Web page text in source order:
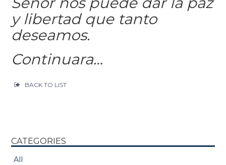
y libertad que tanto
deseamos.
Continuara…
BACK TO LIST
CATEGORIES
All